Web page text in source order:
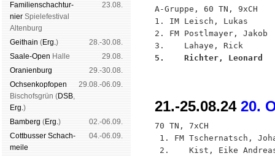
Familien­schach­tur­
nier Spiele­fes­ti­val
Al­ten­burg
23.08.
Geit­hain (Erg.)
28.-30.08.
Saale-Open Halle
29.08.
Oranien­burg
29.-30.08.
Och­sen­kopf­open
Bischofs­grün (DSB,
Erg.)
29.08.-06.09.
Bam­berg (Erg.)
02.-06.09.
Cott­busser Schach­
meile
04.-06.09.
A-Gruppe, 60 TN, 9xCH
1. IM Leisch, Lukas
2. FM Postlmayer,
5.    Richter, Leonard
21.-25.08.24 20.
70 TN, 7xCH
1. FM Tschernatsch,
2.    Kist, Eike